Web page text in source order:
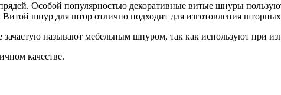
Особой популярностью декоративные витые шнуры
шнур для штор отлично подходит для изготовления
называют мебельным шнуром, так как используют при
качестве.